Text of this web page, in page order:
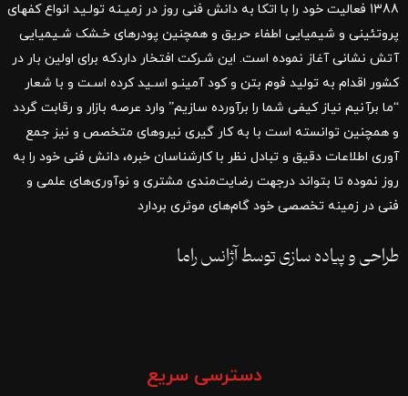
1388 فعالیت خود را با اتکا به دانش فنی روز در زمیـنه تولـید انواع کفهای
پروتئینی و شیمیایی اطفاء حریق و همچنین پودرهای خـشک شـیمیایی
آتش نشانی آغاز نموده است. این شـرکت افتخار داردکه برای اولین بار در
کشور اقدام به تولید فوم بتن و کود آمینـو اسـید کرده اسـت و با شعار
“ما برآنیم نیاز کیفی شما را برآورده سازیم” وارد عرصه بازار و رقابت گردد
و همچنین توانسته است با به کار گیری نیروهای متخصص و نیز جمع
آوری اطلاعات دقیق و تبادل نظر با کارشناسان خبره، دانش فنی خود را به
روز نموده تا بتواند درجهت رضایت‌مندی مشتری و نوآوری‌های علمی و
فنی در زمینه تخصصی خود گام‌های موثری بردارد
طراحی و پیاده سازی توسطآژانسراما
دسترسی سریع